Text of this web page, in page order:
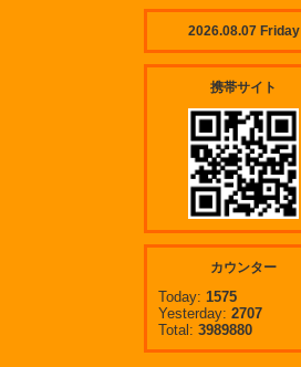
2026.08.07 Friday
携帯サイト
カウンター
Today: 1575
Yesterday: 2707
Total: 3989880